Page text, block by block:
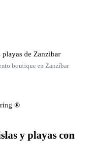
boutique en Zanzíbar
®
y playas con